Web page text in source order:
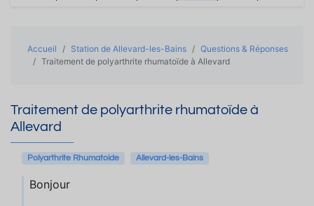
Accueil Station de Allevard-les-Bains
Questions & Réponses
Traitement de polyarthrite rhumatoïde à Allevard
Traitement de polyarthrite rhumatoïde à
Allevard
Polyarthrite Rhumatoide Allevard-les-Bains
Bonjour